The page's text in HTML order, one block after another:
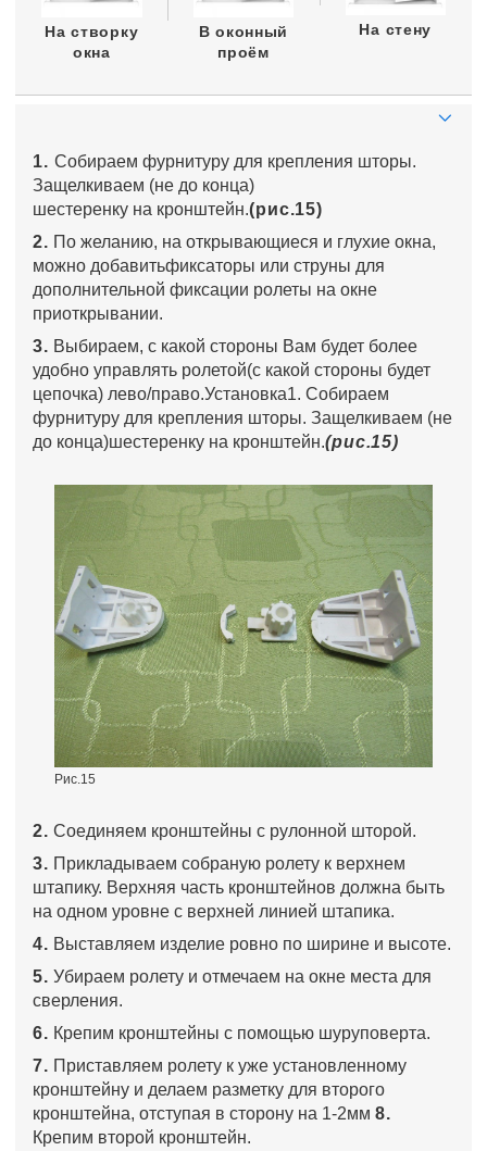
На створку
окна
В оконный
проём
На стену
1. Собираем фурнитуру для крепления шторы.
Защелкиваем (не до конца)
шестеренку на кронштейн.(рис.15)
2. По желанию, на открывающиеся и глухие окна,
можно добавитьфиксаторы или струны для
дополнительной фиксации ролеты на окне
приоткрывании.
3. Выбираем, с какой стороны Вам будет более
удобно управлять ролетой(с какой стороны будет
цепочка) лево/право.Установка1. Собираем
фурнитуру для крепления шторы. Защелкиваем (не
до конца)шестеренку на кронштейн.(рис.15)
Рис.15
2. Соединяем кронштейны с рулонной шторой.
3. Прикладываем собраную ролету к верхнем
штапику. Верхняя часть кронштейнов должна быть
на одном уровне с верхней линией штапика.
4. Выставляем изделие ровно по ширине и высоте.
5. Убираем ролету и отмечаем на окне места для
сверления.
6. Крепим кронштейны с помощью шуруповерта.
7. Приставляем ролету к уже установленному
кронштейну и делаем разметку для второго
кронштейна, отступая в сторону на 1-2мм8.
Крепим второй кронштейн.